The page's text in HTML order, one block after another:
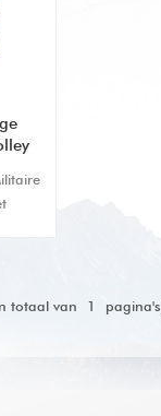
totaal van 1 pagina's